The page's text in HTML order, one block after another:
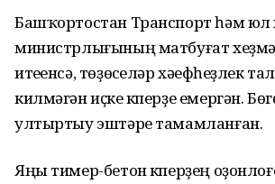
Башҡортостан Транспорт һәм
министрлығының матбуғат
итеүенсә, төҙөүселәр хәүефһеҙлек
килмәгән иҫке күперҙе емергән.
ултыртыу эштәре тамамланған.
Яңы тимер-бетон күперҙең